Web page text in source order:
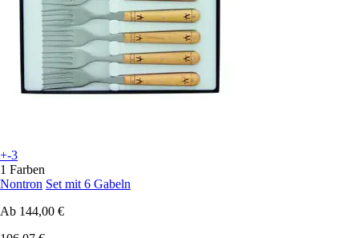
+-3
1 Farben
Nontron Set mit 6 Gabeln
Ab 144,00 €